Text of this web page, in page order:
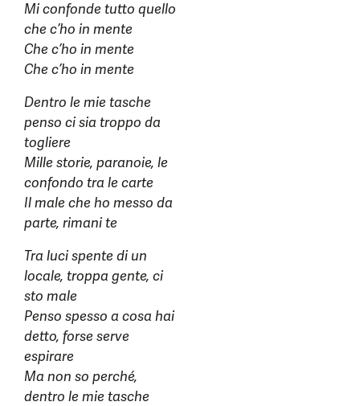
Mi confonde tutto quello
che c’ho in mente
Che c’ho in mente
Che c’ho in mente
Dentro le mie tasche
penso ci sia troppo da
togliere
Mille storie, paranoie, le
confondo tra le carte
Il male che ho messo da
parte, rimani te
Tra luci spente di un
locale, troppa gente, ci
sto male
Penso spesso a cosa hai
detto, forse serve
espirare
Ma non so perché,
dentro le mie tasche